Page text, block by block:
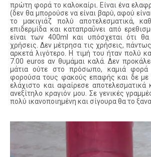
πρώτη φορά το καλοκαίρι. Είναι ένα
(δεν θα μπορούσε να είναι βαρύ, αφού
το μακιγιάζ πολύ αποτελεσματικά,
επιδερμίδα και καταπραΰνει από
είναι των 400ml και υπόσχεται ότι
χρήσεις. Δεν μέτρησα τις χρήσεις,
αρκετά λιγότερο. Η τιμή του ήταν πολύ
7.00 euros αν θυμάμαι καλά. Δεν
μάτια ούτε στο πρόσωπο, καμιά
φορούσα τους φακούς επαφής και δε με
ελάχιστο και αφαίρεσε αποτελεσματικά
ανεξίτηλο κραγιόν μου. Σε γενικές
πολύ ικανοποιημένη και σίγουρα θα το